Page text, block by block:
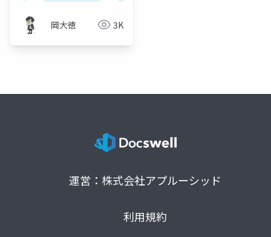
岡大徳 3K
運営：株式会社アプルーシッド
利用規約